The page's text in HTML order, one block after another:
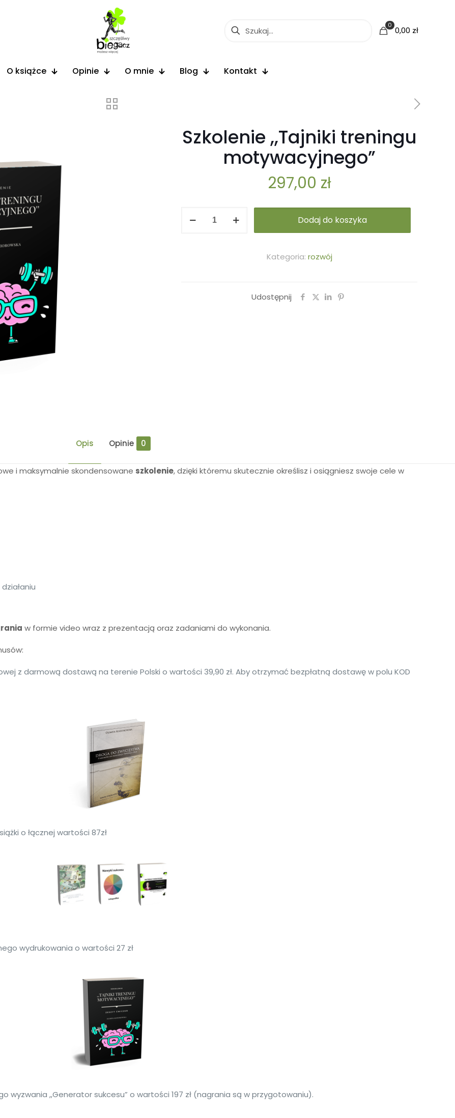
0
0,00 zł
O książce Opinie O mnie Blog Kontakt
Szkolenie ,,Tajniki treningu
motywacyjnego”
297,00 zł
Dodaj do koszyka
Kategoria: rozwój
Udostępnij
Opis Opinie 0
i maksymalnie skondensowane szkolenie, dzięki któremu skutecznie określisz i osiągniesz swoje cele w
w formie video wraz z prezentacją oraz zadaniami do wykonania.
z darmową dostawą na terenie Polski o wartości 39,90 zł. Aby otrzymać bezpłatną dostawę w polu KOD
o łącznej wartości 87zł
wydrukowania o wartości 27 zł
,,Generator sukcesu” o wartości 197 zł (nagrania są w przygotowaniu).